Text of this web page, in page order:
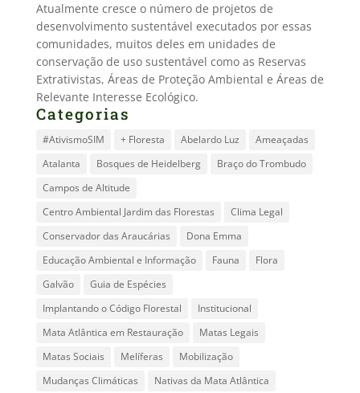
Atualmente cresce o número de projetos de
desenvolvimento sustentável executados por essas
comunidades, muitos deles em unidades de
conservação de uso sustentável como as Reservas
Extrativistas, Áreas de Proteção Ambiental e Áreas de
Relevante Interesse Ecológico.
Categorias
#AtivismoSIM + Floresta Abelardo Luz
Ameaçadas
Atalanta
Bosques de Heidelberg
Braço do Trombudo
Campos de Altitude
Centro Ambiental Jardim das Florestas
Clima Legal
Conservador das Araucárias
Dona Emma
Educação Ambiental e Informação
Fauna
Flora
Galvão
Guia de Espécies
Implantando o Código Florestal
Institucional
Mata Atlântica em Restauração
Matas Legais
Matas Sociais
Melíferas
Mobilização
Mudanças Climáticas
Nativas da Mata Atlântica